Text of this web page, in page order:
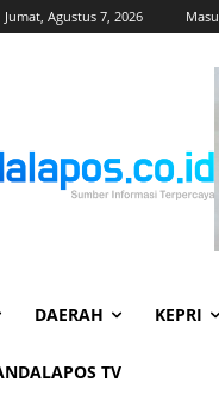
Jumat, Agustus 7, 2026
DAERAH KEPRI
TV